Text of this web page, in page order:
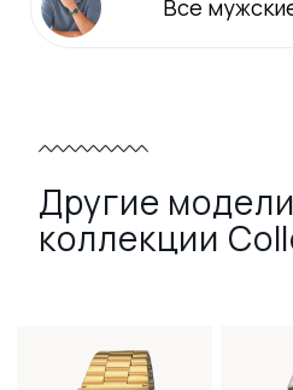
Все
Другие
коллекции